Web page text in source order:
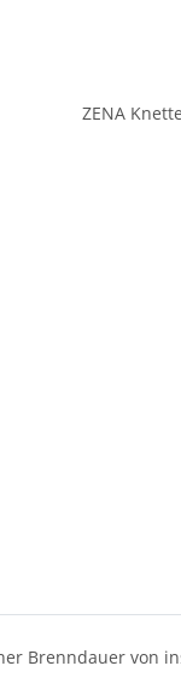
Brenndauer von